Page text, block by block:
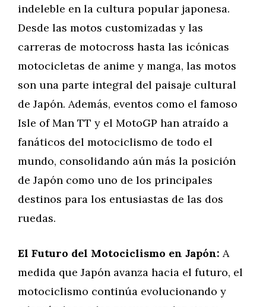
indeleble en la cultura popular japonesa.
Desde las motos customizadas y las
carreras de motocross hasta las icónicas
motocicletas de anime y manga, las motos
son una parte integral del paisaje cultural
de Japón. Además, eventos como el famoso
Isle of Man TT y el MotoGP han atraído a
fanáticos del motociclismo de todo el
mundo, consolidando aún más la posición
de Japón como uno de los principales
destinos para los entusiastas de las dos
ruedas.
El Futuro del Motociclismo en Japón: A
medida que Japón avanza hacia el futuro, el
motociclismo continúa evolucionando y